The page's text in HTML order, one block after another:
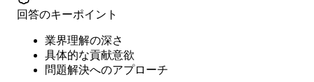
回答のキーポイント
業界理解の深さ
具体的な貢献意欲
問題解決へのアプローチ